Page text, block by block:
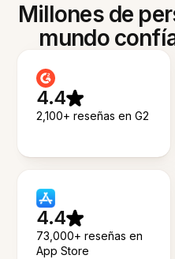
Millones de
mundo
4.4
2,100+ reseñas en G2
4.4
73,000+ reseñas en
App Store